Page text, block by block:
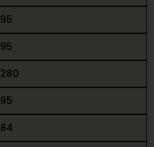
95
95
280
95
84